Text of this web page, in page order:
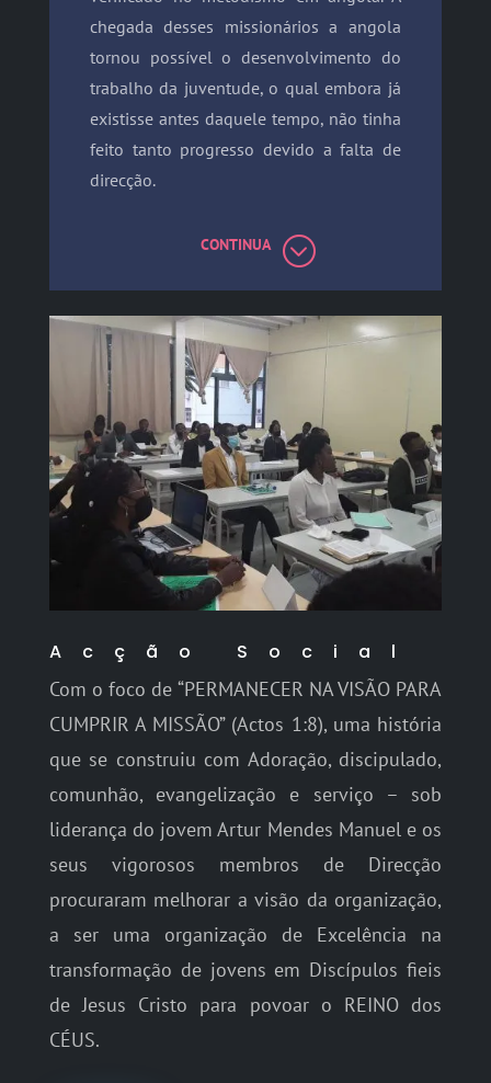
chegada desses missionários a angola
tornou possível o desenvolvimento do
trabalho da juventude, o qual embora já
existisse antes daquele tempo, não tinha
feito tanto progresso devido a falta de
direcção.
CONTINUA
Acção Social
Com o foco de “PERMANECER NA VISÃO PARA
CUMPRIR A MISSÃO” (Actos 1:8), uma história
que se construiu com Adoração, discipulado,
comunhão, evangelização e serviço – sob
liderança do jovem Artur Mendes Manuel e os
seus vigorosos membros de Direcção
procuraram melhorar a visão da organização,
a ser uma organização de Excelência na
transformação de jovens em Discípulos fieis
de Jesus Cristo para povoar o REINO dos
CÉUS.